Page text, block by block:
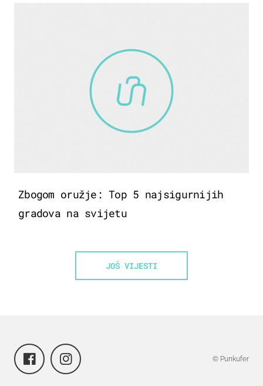
Zbogom oružje: Top 5 najsigurnijih
gradova na svijetu
JOŠ VIJESTI
© Punkufer